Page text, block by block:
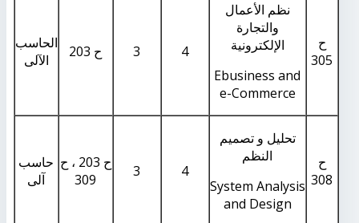
ح
305
نظم الأعمال
والتجارة
الإلكترونية
Ebusiness and
e-Commerce
4
3 ح 203
الحاسب
الآلى
ح
308
تحليل و تصميم
النظم
System Analysis
and Design
4
3
ح 203 ، ح
309
حاسب
آلى